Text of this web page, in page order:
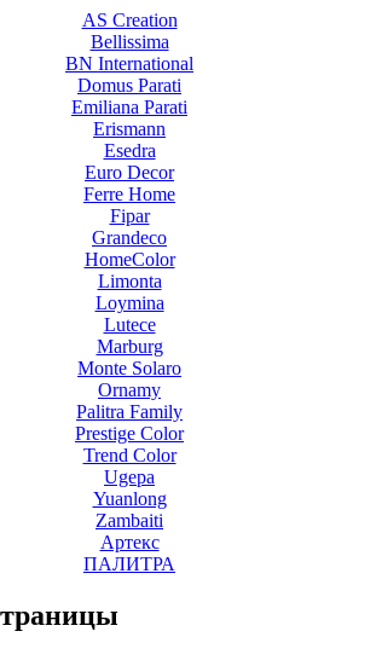
AS Creation
Bellissima
BN International
Domus Parati
Emiliana Parati
Erismann
Esedra
Euro Decor
Ferre Home
Fipar
Grandeco
HomeColor
Limonta
Loymina
Lutece
Marburg
Monte Solaro
Ornamy
Palitra Family
Prestige Color
Trend Color
Ugepa
Yuanlong
Zambaiti
Артекс
ПАЛИТРА